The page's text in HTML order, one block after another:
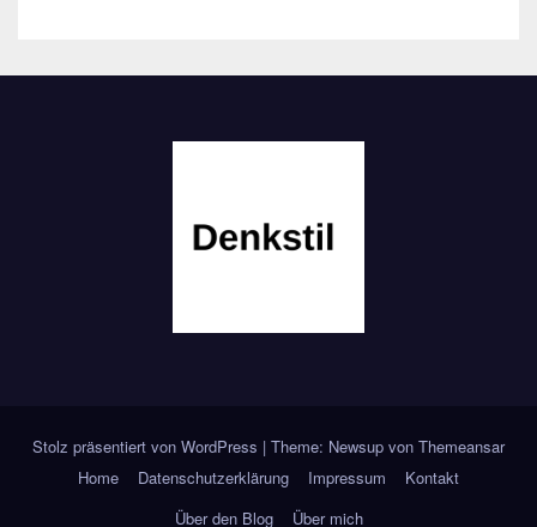
Stolz präsentiert von WordPress | Theme: Newsup von Themeansar
Home
Datenschutzerklärung Impressum
Kontakt
Über den Blog
Über mich